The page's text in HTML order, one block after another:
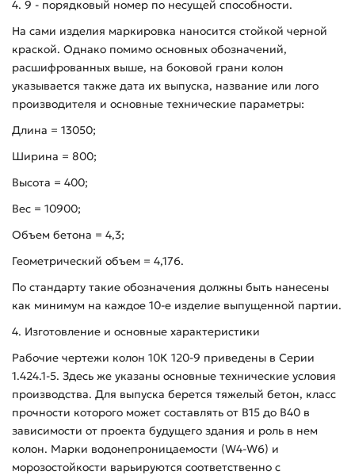
4. 9 - порядковый номер по несущей способности.
На сами изделия маркировка наносится стойкой черной
краской. Однако помимо основных обозначений,
расшифрованных выше, на боковой грани колон
указывается также дата их выпуска, название или лого
производителя и основные технические параметры:
Длина = 13050;
Ширина = 800;
Высота = 400;
Вес = 10900;
Объем бетона = 4,3;
Геометрический объем = 4,176.
По стандарту такие обозначения должны быть нанесены
как минимум на каждое 10-е изделие выпущенной партии.
4. Изготовление и основные характеристики
Рабочие чертежи колон 10К 120-9 приведены в Серии
1.424.1-5. Здесь же указаны основные технические условия
производства. Для выпуска берется тяжелый бетон, класс
прочности которого может составлять от В15 до В40 в
зависимости от проекта будущего здания и роль в нем
колон. Марки водонепроницаемости (W4-W6) и
морозостойкости варьируются соответственно с